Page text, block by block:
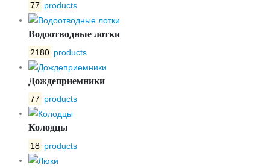
77 products
Водоотводные лотки
2180 products
Дождеприемники
77 products
Колодцы
18 products